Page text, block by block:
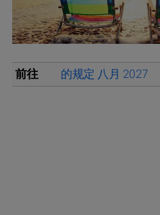
前往 的规定 八月 2027